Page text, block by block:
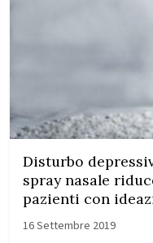
Disturbo
spray nasale
pazienti con
16 Settembre 2019